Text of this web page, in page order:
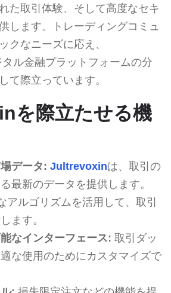
た取引体験、そして高度なセキ
します。トレーディングコミュ
クなニーズに応え、
タル金融プラットフォームの分
て際立っています。
を際立たせる機
データ: Jultrevoxinは、取引の
最新のデータを提供します。
アルゴリズムを活用して、取引
ます。
なインターフェース: 取引ダッ
な使用のためにカスタマイズで